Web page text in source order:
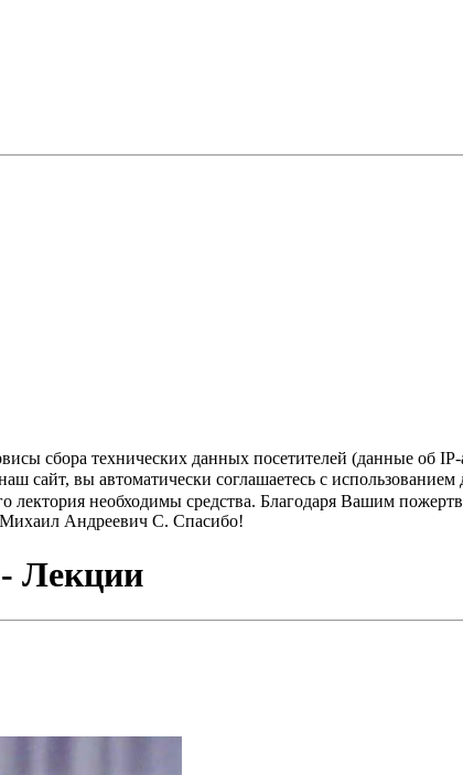
сбора технических данных посетителей (данные об
сайт, вы автоматически соглашаетесь с
лектория необходимы средства. Благодаря Вашим
Михаил Андреевич С. Спасибо!
Лекции